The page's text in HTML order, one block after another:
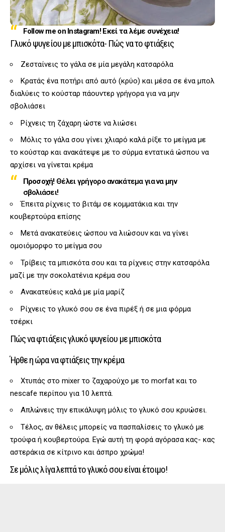
Follow me on Instagram! Εκεί τα λέμε συνέχεια!
Γλυκό ψυγείου με μπισκότα- Πώς να το φτιάξεις
Ζεσταίνεις το γάλα σε μία μεγάλη κατσαρόλα
Κρατάς ένα ποτήρι από αυτό (κρύο) και μέσα σε ένα μπολ
διαλύεις το κούσταρ πάουντερ γρήγορα για να μην
σβολιάσει
Ρίχνεις τη ζάχαρη ώστε να λιώσει
Μόλις το γάλα σου γίνει χλιαρό καλά ρίξε το μείγμα με
το κούσταρ και ανακάτεψε με το σύρμα εντατικά ώσπου να
αρχίσει να γίνεται κρέμα
Προσοχή!Θέλει γρήγορο ανακάτεμα για να μην
σβολιάσει!
Έπειτα ρίχνεις το βιτάμ σε κομματάκια και την
κουβερτούρα επίσης
Μετά ανακατεύεις ώσπου να λιώσουν και να γίνει
ομοιόμορφο το μείγμα σου
Τρίβεις τα μπισκότα σου και τα ρίχνεις στην κατσαρόλα
μαζί με την σοκολατένια κρέμα σου
Ανακατεύεις καλά με μία μαρίζ
Ρίχνεις το γλυκό σου σε ένα πιρέξ ή σε μια φόρμα
τσέρκι
Πώς να φτιάξεις γλυκό ψυγείου με μπισκότα
Ήρθε η ώρα να φτιάξεις την κρέμα
Χτυπάς στο mixer το ζαχαρούχο με το morfat και το
nescafe περίπου για 10 λεπτά.
Απλώνεις την επικάλυψη μόλις το γλυκό σου κρυώσει.
Τέλος, αν θέλεις μπορείς να πασπαλίσεις το γλυκό με
τρούφα ή κουβερτούρα. Εγώ αυτή τη φορά αγόρασα κας- κας
αστεράκια σε κίτρινο και άσπρο χρώμα!
Σε μόλις λίγα λεπτά το γλυκό σου είναι έτοιμο!